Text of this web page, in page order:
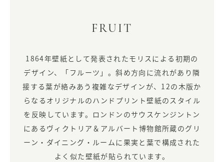
FRUIT
1864年壁紙として発表されたモリスによる初期の
デザイン、「フルーツ」。斜め方向に流れがあり隣
接する葉が絡みあう複雑なデザインが、12の木版か
らなるオリジナルのハンドプリント壁紙のスタイル
を反映しています。ロンドンのサウスケンジントン
にあるヴィクトリア＆アルバート博物館所蔵のグリ
ーン・ダイニング・ルームに果実と葉で構成された
よく似た壁紙が貼られています。